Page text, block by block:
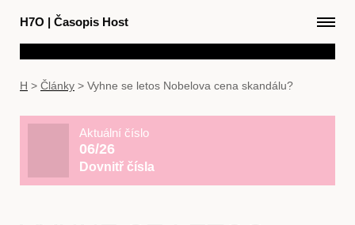
H7O | Časopis Host
H > Články > Vyhne se letos Nobelova cena skandálu?
Aktuální číslo
06/26
Dovnitř čísla